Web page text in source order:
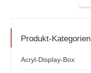
Produkt-Kategorien
Acryl-Display-Box